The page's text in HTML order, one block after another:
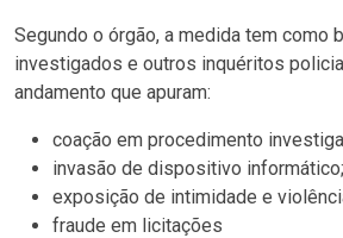
Segundo o órgão, a medida tem como
investigados e outros inquéritos
andamento que apuram:
coação em procedimento
invasão de dispositivo informático;
exposição de intimidade e
fraude em licitações